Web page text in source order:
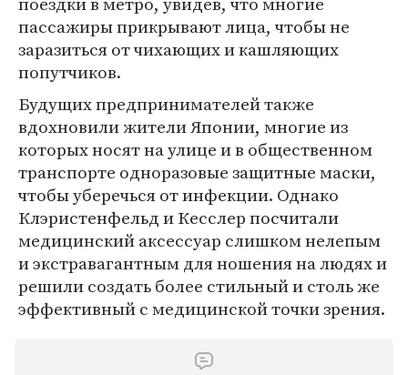
пассажиры прикрывают лица, чтобы не
заразиться от чихающих и кашляющих
попутчиков.
Будущих предпринимателей также
вдохновили жители Японии, многие из
которых носят на улице и в общественном
транспорте одноразовые защитные маски,
чтобы уберечься от инфекции. Однако
Клэристенфельд и Кесслер посчитали
медицинский аксессуар слишком нелепым
и экстравагантным для ношения на людях и
решили создать более стильный и столь же
эффективный с медицинской точки зрения.